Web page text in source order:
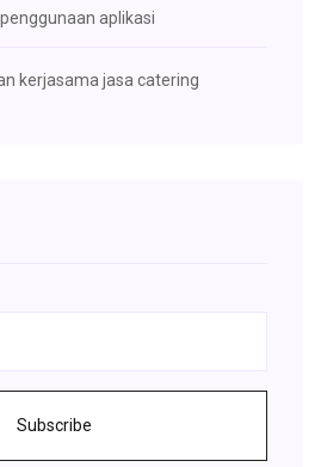
aplikasi
kerjasama jasa catering
Subscribe